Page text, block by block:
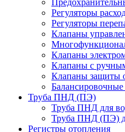
Регуляторы
Регуляторы
Клапаны
Клапаны
Клапаны с
Клапаны защиты
Труба ПНД (ПЭ)
Труба ПНД для
Труба ПНД (ПЭ)
Регистры отопления